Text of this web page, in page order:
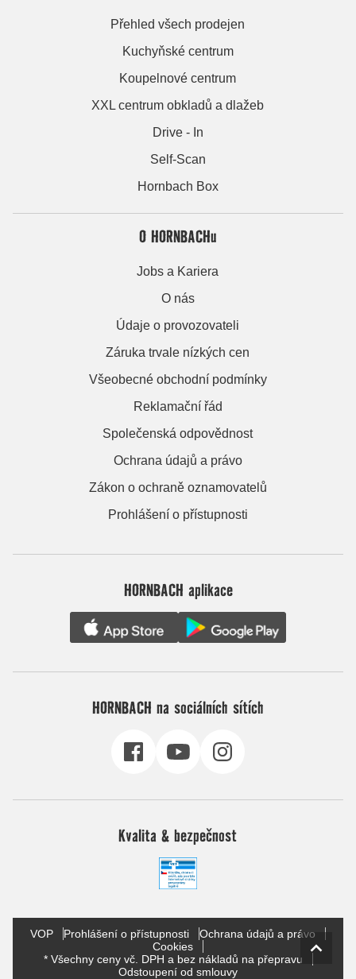
Přehled všech prodejen
Kuchyňské centrum
Koupelnové centrum
XXL centrum obkladů a dlažeb
Drive - In
Self-Scan
Hornbach Box
O HORNBACHu
Jobs a Kariera
O nás
Údaje o provozovateli
Záruka trvale nízkých cen
Všeobecné obchodní podmínky
Reklamační řád
Společenská odpovědnost
Ochrana údajů a právo
Zákon o ochraně oznamovatelů
Prohlášení o přístupnosti
HORNBACH aplikace
HORNBACH na sociálních sítích
Kvalita & bezpečnost
VOP Prohlášení o přístupnosti
Ochrana údajů a právo
Cookies
* Všechny ceny vč. DPH a bez nákladů na přepravu
Odstoupení od smlouvy